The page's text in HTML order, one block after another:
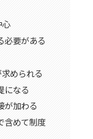
必要がある
められる
になる
が加わる
含めて制度